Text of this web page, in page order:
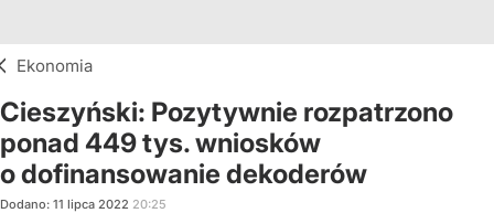
Ekonomia
Cieszyński: Pozytywnie rozpatrzono
ponad 449 tys. wniosków
o dofinansowanie dekoderów
Dodano: 11 lipca 2022 20:25